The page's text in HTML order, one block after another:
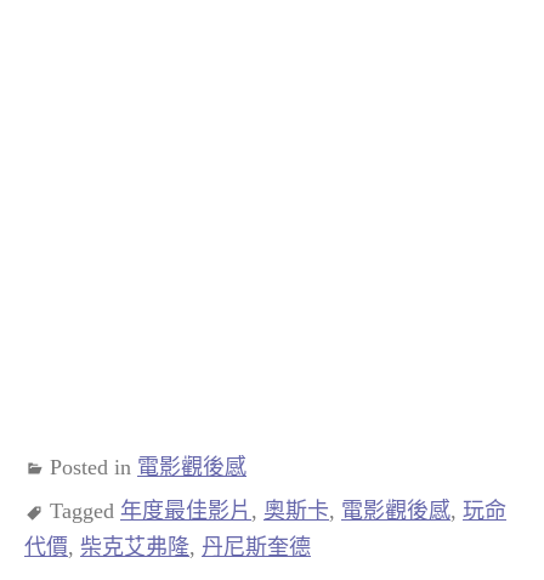
Posted in 電影觀後感
Tagged 年度最佳影片 , 奧斯卡, 電影觀後感, 玩命
代價, 柴克艾弗隆, 丹尼斯奎德